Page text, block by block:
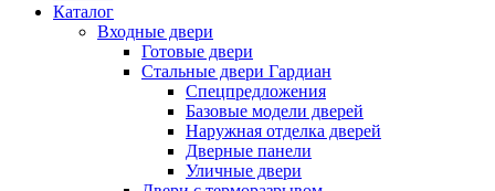
Каталог
Входные двери
Готовые двери
Стальные двери Гардиан
Спецпредложения
Базовые модели дверей
Наружная отделка дверей
Дверные панели
Уличные двери